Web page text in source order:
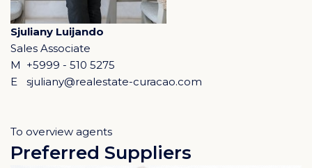
Sjuliany Luijando
Sales Associate
M +5999 - 510 5275
E
sjuliany@realestate-curacao.com
To overview agents
Preferred Suppliers